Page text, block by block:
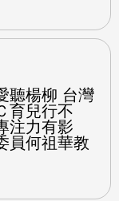
聽楊柳 台灣
育兒行不
注力有影
員何祖華教